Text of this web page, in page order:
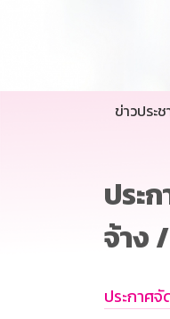
ข่าวประ
ประ
จ้าง
ประกาศ